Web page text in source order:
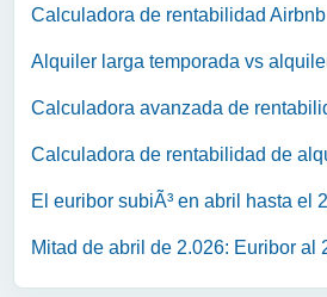
Calculadora de rentabilidad
Alquiler larga temporada vs
Calculadora avanzada de
Calculadora de rentabilidad de
El euribor subiÃ³ en abril hasta el
Mitad de abril de 2.026: Euribor al